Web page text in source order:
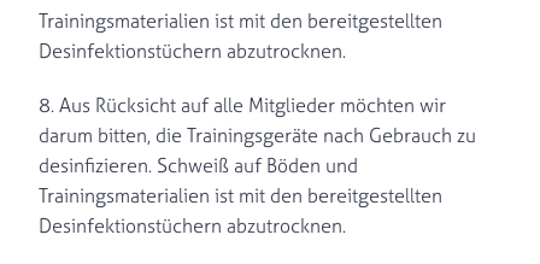
Trainingsmaterialien ist mit den bereitgestellten
Desinfektionstüchern abzutrocknen.
8. Aus Rücksicht auf alle Mitglieder möchten wir
darum bitten, die Trainingsgeräte nach Gebrauch zu
desinfizieren. Schweiß auf Böden und
Trainingsmaterialien ist mit den bereitgestellten
Desinfektionstüchern abzutrocknen.